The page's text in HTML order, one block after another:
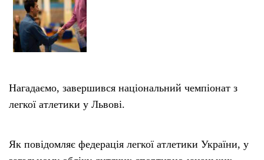
Нагадаємо, завершився національний чемпіонат з
легкої атлетики у Львові.
Як повідомляє федерація легкої атлетики України, у